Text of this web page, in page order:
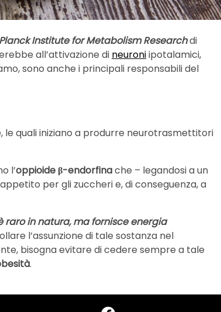
Institute for Metabolism Researchdi
all’attivazione di neuroniipotalamici,
sono anche i principali responsabili del
le quali iniziano a produrre neurotrasmettitori
l’oppioide β-endorfinache – legandosi a un
per gli zuccheri e, di conseguenza, a
raro in natura, ma fornisce energia
l’assunzione di tale sostanza nel
bisogna evitare di cedere sempre a tale
.